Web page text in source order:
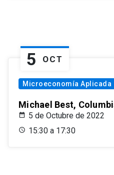
5 OCT
Microeconomía Aplicada
Michael Best,
5 de Octubre de 2022
15:30 a 17:30